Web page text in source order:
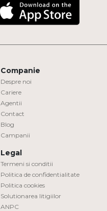
Companie
Despre noi
Cariere
Agentii
Contact
Blog
Campanii
Legal
Termeni si conditii
Politica de confidentialitate
Politica cookies
Solutionarea litigiilor
ANPC